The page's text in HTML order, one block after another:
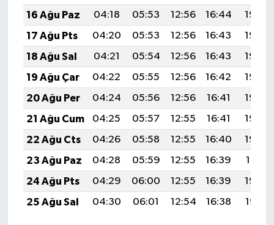
16 Ağu Paz
04:18 05:53 12:56 16:44
19:50
17 Ağu Pts
04:20 05:53 12:56 16:43
19:49
18 Ağu Sal
04:21 05:54 12:56 16:43
19:48
19 Ağu Çar
04:22 05:55 12:56 16:42
19:46
20 Ağu Per
04:24 05:56 12:56 16:41
19:45
21 Ağu Cum
04:25 05:57 12:55 16:41
19:43
22 Ağu Cts
04:26 05:58 12:55 16:40
19:42
23 Ağu Paz
04:28 05:59 12:55 16:39
19:41
24 Ağu Pts
04:29 06:00 12:55 16:39
19:39
25 Ağu Sal
04:30 06:01 12:54 16:38 19:38